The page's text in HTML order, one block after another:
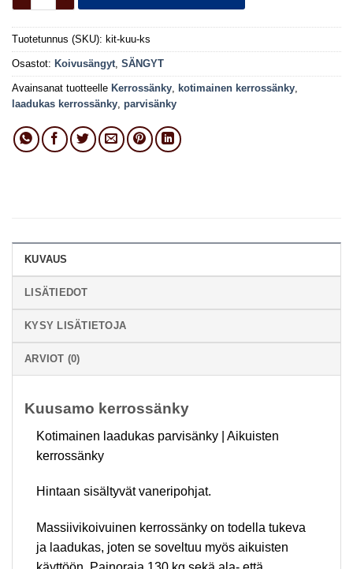
Tuotetunnus (SKU): kit-kuu-ks
Osastot: Koivusängyt, SÄNGYT
Avainsanat tuotteelle Kerrossänky, kotimainen kerrossänky,
laadukas kerrossänky, parvisänky
KUVAUS
LISÄTIEDOT
KYSY LISÄTIETOJA
ARVIOT (0)
Kuusamo kerrossänky
Kotimainen laadukas parvisänky | Aikuisten
kerrossänky
Hintaan sisältyvät vaneripohjat.
Massiivikoivuinen kerrossänky on todella tukeva
ja laadukas, joten se soveltuu myös aikuisten